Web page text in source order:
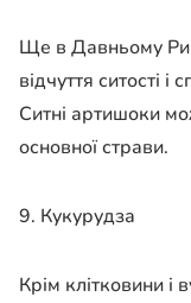
Ще в Давньому
відчуття ситості
Ситні артишоки
основної страви.
9. Кукурудза
Крім клітковини і